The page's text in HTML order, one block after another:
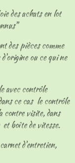
des achats en lot
des pièces comme
ou ce qui ne
avec contrôle
ce cas le contrôle
contre visite, dans
boîte de vitesse.
d'entretien,